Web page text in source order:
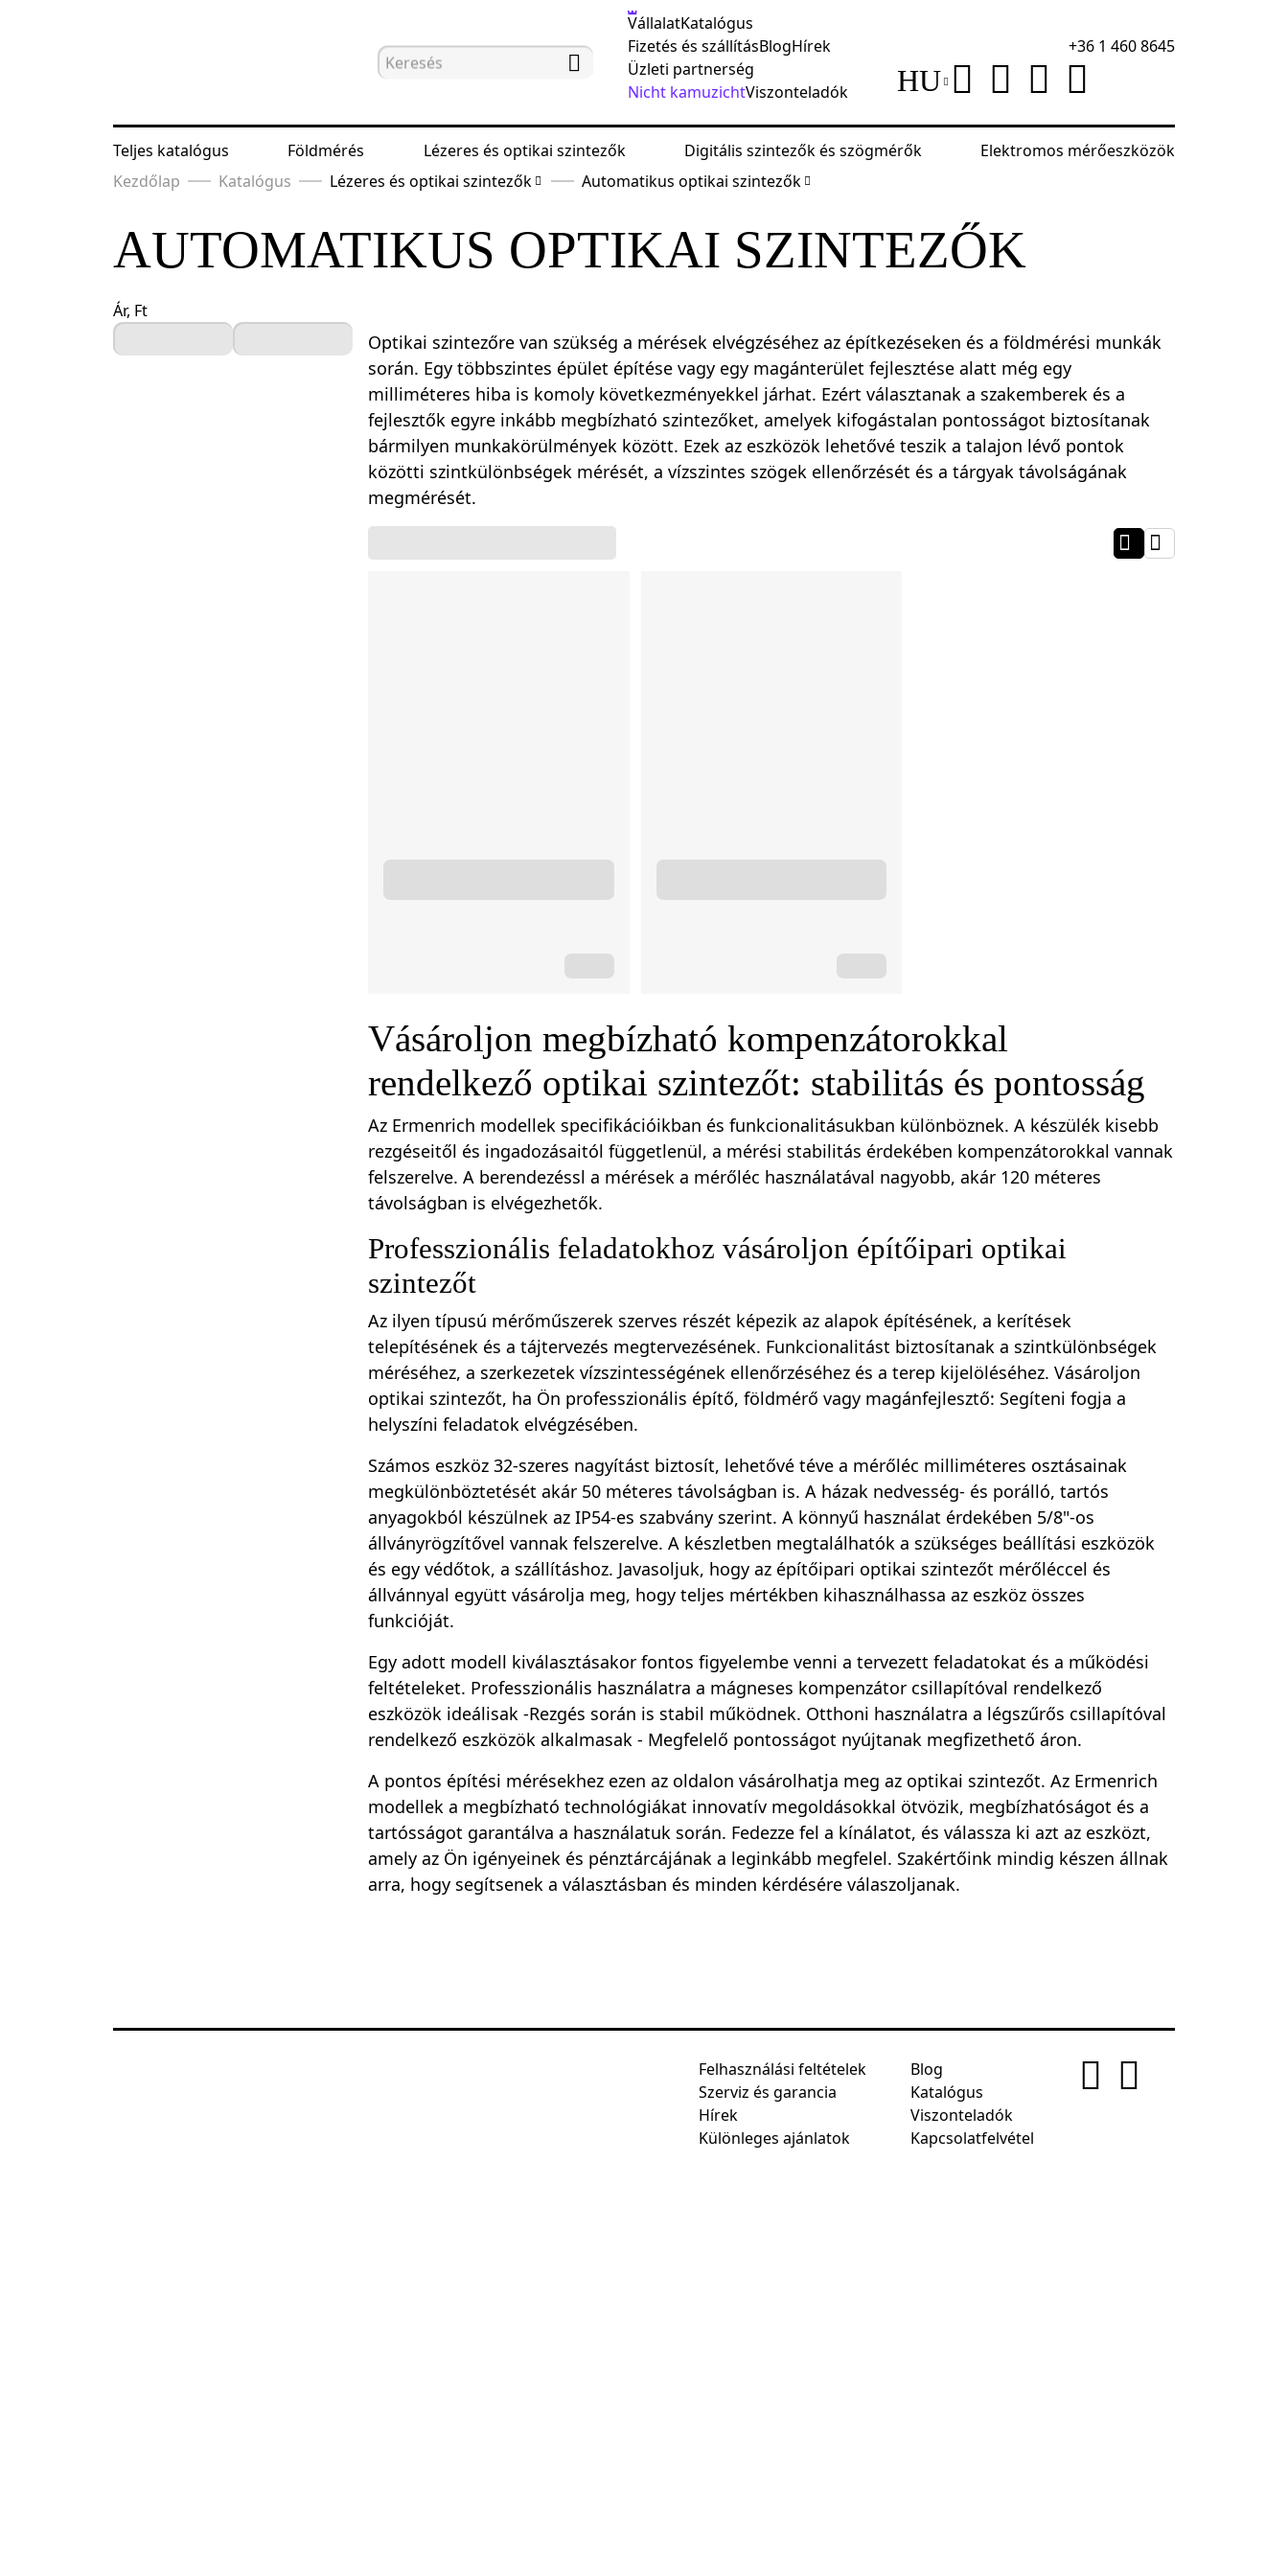
VállalatKatalógus
Fizetés és szállításBlogHírek
Üzleti partnerség
Nicht kamuzichtViszonteladók
+36 1 460 8645
HU
Teljes katalógus Földmérés Lézeres és optikai szintezők Digitális szintezők és szögmérők
Elektromos mérőeszközök
Kezdőlap
Katalógus Lézeres és optikai szintezők Automatikus optikai szintezők
AUTOMATIKUS OPTIKAI SZINTEZŐK
Ár, Ft
Optikai szintezőre van szükség a mérések elvégzéséhez az építkezéseken és a földmérési munkák
során. Egy többszintes épület építése vagy egy magánterület fejlesztése alatt még egy
milliméteres hiba is komoly következményekkel járhat. Ezért választanak a szakemberek és a
fejlesztők egyre inkább megbízható szintezőket, amelyek kifogástalan pontosságot biztosítanak
bármilyen munkakörülmények között. Ezek az eszközök lehetővé teszik a talajon lévő pontok
közötti szintkülönbségek mérését, a vízszintes szögek ellenőrzését és a tárgyak távolságának
megmérését.
Vásároljon megbízható kompenzátorokkal
rendelkező optikai szintezőt: stabilitás és pontosság
Az Ermenrich modellek specifikációikban és funkcionalitásukban különböznek. A készülék kisebb
rezgéseitől és ingadozásaitól függetlenül, a mérési stabilitás érdekében kompenzátorokkal vannak
felszerelve. A berendezéssl a mérések a mérőléc használatával nagyobb, akár 120 méteres
távolságban is elvégezhetők.
Professzionális feladatokhoz vásároljon építőipari optikai
szintezőt
Az ilyen típusú mérőműszerek szerves részét képezik az alapok építésének, a kerítések
telepítésének és a tájtervezés megtervezésének. Funkcionalitást biztosítanak a szintkülönbségek
méréséhez, a szerkezetek vízszintességének ellenőrzéséhez és a terep kijelöléséhez. Vásároljon
optikai szintezőt, ha Ön professzionális építő, földmérő vagy magánfejlesztő: Segíteni fogja a
helyszíni feladatok elvégzésében.
Számos eszköz 32-szeres nagyítást biztosít, lehetővé téve a mérőléc milliméteres osztásainak
megkülönböztetését akár 50 méteres távolságban is. A házak nedvesség- és porálló, tartós
anyagokból készülnek az IP54-es szabvány szerint. A könnyű használat érdekében 5/8"-os
állványrögzítővel vannak felszerelve. A készletben megtalálhatók a szükséges beállítási eszközök
és egy védőtok, a szállításhoz. Javasoljuk, hogy az építőipari optikai szintezőt mérőléccel és
állvánnyal együtt vásárolja meg, hogy teljes mértékben kihasználhassa az eszköz összes
funkcióját.
Egy adott modell kiválasztásakor fontos figyelembe venni a tervezett feladatokat és a működési
feltételeket. Professzionális használatra a mágneses kompenzátor csillapítóval rendelkező
eszközök ideálisak -Rezgés során is stabil működnek. Otthoni használatra a légszűrős csillapítóval
rendelkező eszközök alkalmasak - Megfelelő pontosságot nyújtanak megfizethető áron.
A pontos építési mérésekhez ezen az oldalon vásárolhatja meg az optikai szintezőt. Az Ermenrich
modellek a megbízható technológiákat innovatív megoldásokkal ötvözik, megbízhatóságot és a
tartósságot garantálva a használatuk során. Fedezze fel a kínálatot, és válassza ki azt az eszközt,
amely az Ön igényeinek és pénztárcájának a leginkább megfelel. Szakértőink mindig készen állnak
arra, hogy segítsenek a választásban és minden kérdésére válaszoljanak.
Felhasználási feltételek
Szerviz és garancia
Hírek
Különleges ajánlatok
Blog
Katalógus
Viszonteladók
Kapcsolatfelvétel